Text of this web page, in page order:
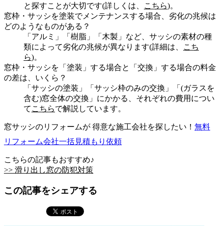
と探すことが大切です(詳しくは、
こちら)。
窓枠・サッシを塗装でメンテナンスする場合、劣化の兆候は
どのようなものがある？
「アルミ」「樹脂」「木製」など、サッシの素材の種
類によって劣化の兆候が異なります(詳細は、
こち
ら)。
窓枠・サッシを「塗装」する場合と「交換」する場合の料金
の差は、いくら？
「サッシの塗装」「サッシ枠のみの交換」「(ガラスを
含む)窓全体の交換」にかかる、それぞれの費用につい
て こちらで解説しています。
窓サッシのリフォームが 得意な施工会社を探したい！ 無料
リフォーム会社一括見積もり依頼
こちらの記事もおすすめ♪
>> 滑り出し窓の防犯対策
この記事をシェアする